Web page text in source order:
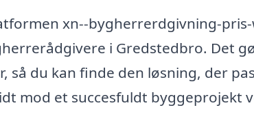
xn--bygherrerdgivning-
i Gredstedbro. Det
så du kan finde den løsning, der
mod et succesfuldt byggeprojekt